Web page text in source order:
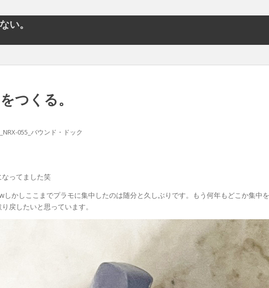
い。
つくる。
055_バウンド・ドック
ってました笑
かしここまでプラモに集中したのは随分と久しぶりです。もう何年もどこか集中
戻したいと思っています。